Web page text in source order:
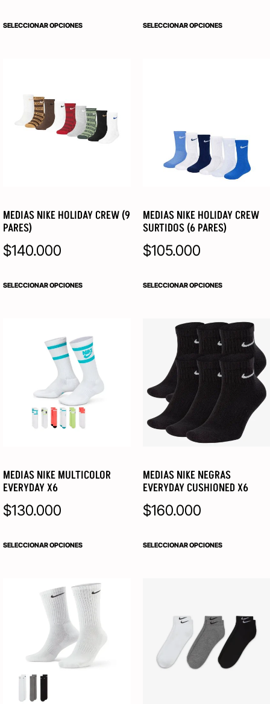
SELECCIONAR OPCIONES SELECCIONAR OPCIONES
MEDIAS NIKE HOLIDAY CREW (9
PARES)
$140.000
SELECCIONAR OPCIONES
MEDIAS NIKE HOLIDAY CREW
SURTIDOS (6 PARES)
$105.000
SELECCIONAR OPCIONES
MEDIAS NIKE MULTICOLOR
EVERYDAY X6
$130.000
SELECCIONAR OPCIONES
MEDIAS NIKE NEGRAS
EVERYDAY CUSHIONED X6
$160.000
SELECCIONAR OPCIONES